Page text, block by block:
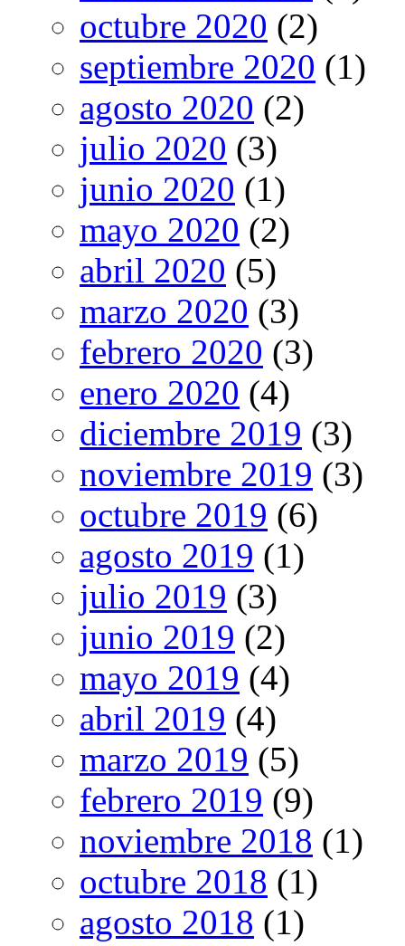
octubre 2020 (2)
septiembre 2020 (1)
agosto 2020 (2)
julio 2020 (3)
junio 2020 (1)
mayo 2020 (2)
abril 2020 (5)
marzo 2020 (3)
febrero 2020 (3)
enero 2020 (4)
diciembre 2019 (3)
noviembre 2019 (3)
octubre 2019 (6)
agosto 2019 (1)
julio 2019 (3)
junio 2019 (2)
mayo 2019 (4)
abril 2019 (4)
marzo 2019 (5)
febrero 2019 (9)
noviembre 2018 (1)
octubre 2018 (1)
agosto 2018 (1)